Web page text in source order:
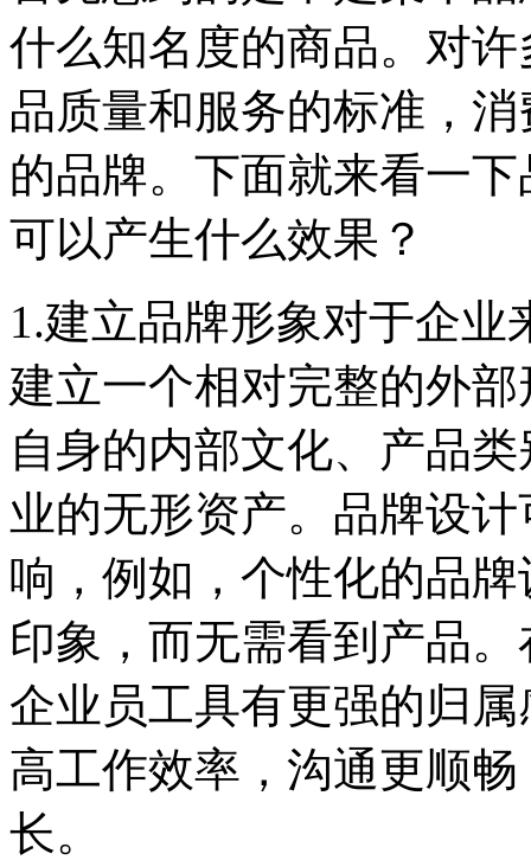
什么知名度的商品。对
品质量和服务的标准，
的品牌。下面就来看一
可以产生什么效果？
1.建立品牌形象对于企
建立一个相对完整的外
自身的内部文化、产品
业的无形资产。品牌设
响，例如，个性化的品
印象，而无需看到产品
企业员工具有更强的归
高工作效率，沟通更顺
长。